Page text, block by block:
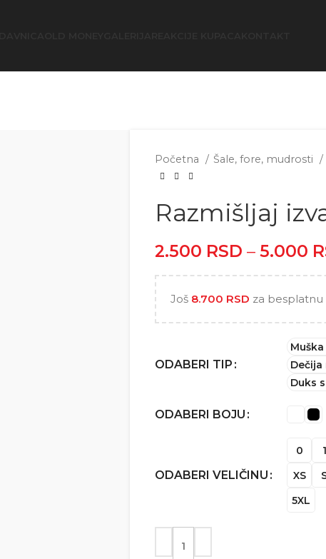
Početna Šale, fore, mudrosti
Razmišljaj
2.500 RSD – 5.000
Još 8.700 RSD za besplatnu
ODABERI TIP
Dečija
Duks
ODABERI BOJU
ODABERI VELIČINU
0 1
XS
5XL